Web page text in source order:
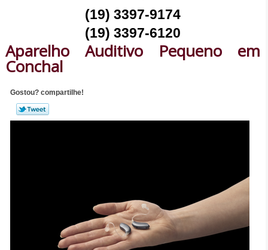
(19) 3397-9174
(19) 3397-6120
Aparelho Auditivo Pequeno em
Conchal
Gostou? compartilhe!